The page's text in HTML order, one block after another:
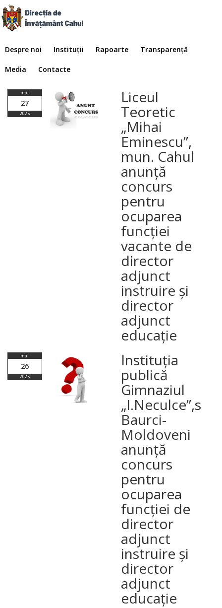
Despre noi Instituții Rapoarte Transparență
Media Contacte
mai
27
2025
Liceul
Teoretic
„Mihai
Eminescu”,
mun. Cahul
anunță
concurs
pentru
ocuparea
funcției
vacante de
director
adjunct
instruire și
director
adjunct
educație
mai
26
2025
Instituția
publică
Gimnaziul
„I.Neculce”,s
Baurci-
Moldoveni
anunță
concurs
pentru
ocuparea
funcției de
director
adjunct
instruire și
director
adjunct
educație